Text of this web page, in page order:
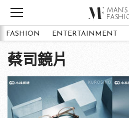
FASHION ENTERTAINMENT
蔡司鏡片